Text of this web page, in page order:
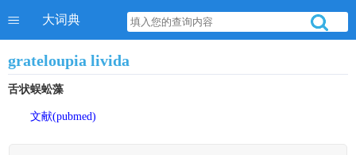
大词典
grateloupia livida
舌状蜈蚣藻
文献(pubmed)